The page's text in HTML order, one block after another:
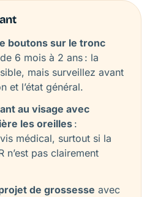
boutons sur le tronc
6 mois à 2 ans : la
mais surveillez avant
et l’état général.
au visage avec
les oreilles :
médical, surtout si la
n’est pas clairement
de grossesse avec